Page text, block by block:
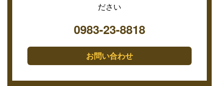
ださい
0983-23-8818
お問い合わせ